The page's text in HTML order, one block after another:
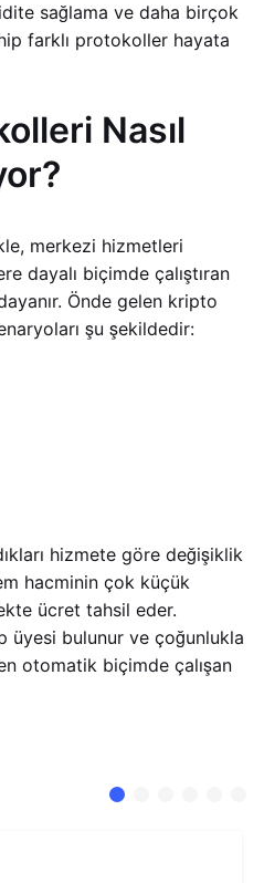
sağlama ve daha birçok
farklı protokoller hayata
Nasıl
merkezi hizmetleri
dayalı biçimde çalıştıran
Önde gelen kripto
şu şekildedir:
hizmete göre değişiklik
hacminin çok küçük
ücret tahsil eder.
üyesi bulunur ve çoğunlukla
otomatik biçimde çalışan